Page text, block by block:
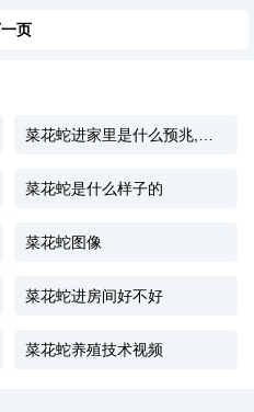
页
菜花蛇是什么样子的
菜花蛇图像
菜花蛇进房间好不好
菜花蛇养殖技术视频